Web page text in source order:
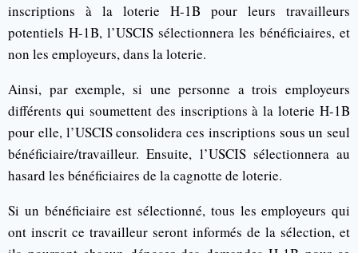
inscriptions à la loterie H-1B pour leurs travailleurs
potentiels H-1B, l’USCIS sélectionnera les bénéficiaires, et
non les employeurs, dans la loterie.
Ainsi, par exemple, si une personne a trois employeurs
différents qui soumettent des inscriptions à la loterie H-1B
pour elle, l’USCIS consolidera ces inscriptions sous un seul
bénéficiaire/travailleur. Ensuite, l’USCIS sélectionnera au
hasard les bénéficiaires de la cagnotte de loterie.
Si un bénéficiaire est sélectionné, tous les employeurs qui
ont inscrit ce travailleur seront informés de la sélection, et